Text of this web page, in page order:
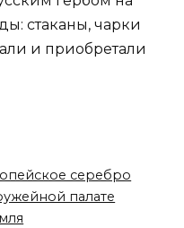
стаканы, чарки
и приобретали
серебро
палате